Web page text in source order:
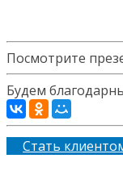
Посмотрите
Будем
Стать